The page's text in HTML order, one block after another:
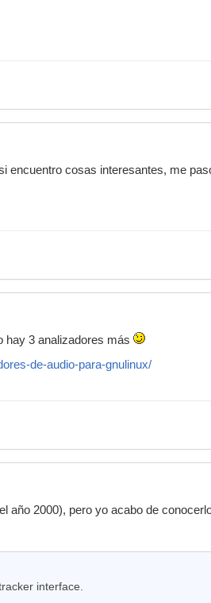
encuentro cosas interesantes, me
hay 3 analizadores más
de-audio-para-gnulinux/
año 2000), pero yo acabo de
interface.